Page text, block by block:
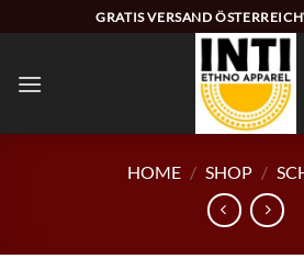
Inhalt
GRATIS VERSAND
HOME / SHOP /